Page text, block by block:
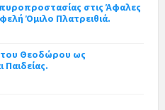
στις Άφαλες
Όμιλο Πλατρειθιά.
του Θεοδώρου ως